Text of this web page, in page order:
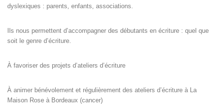
dyslexiques : parents, enfants, associations.
Ils nous permettent d’accompagner des débutants en écriture : quel que
soit le genre d’écriture.
À favoriser des projets d’ateliers d’écriture
À animer bénévolement et régulièrement des ateliers d’écriture à La
Maison Rose à Bordeaux (cancer)